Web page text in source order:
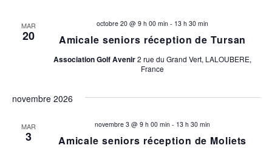
MAR
20 Amicale seniors réception de Tursan
octobre 20 @ 9 h 00 min - 13 h 30 min
Association Golf Avenir2 rue du Grand Vert, LALOUBERE,
France
novembre 2026
MAR
3 Amicale seniors réception de Moliets
novembre 3 @ 9 h 00 min - 13 h 30 min